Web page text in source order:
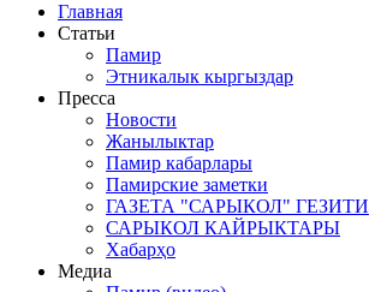
Главная
Статьи
Памир
Этникалык кыргыздар
Пресса
Новости
Жанылыктар
Памир кабарлары
Памирские заметки
ГАЗЕТА "САРЫКОЛ" ГЕЗИТИ
САРЫКОЛ КАЙРЫКТАРЫ
Хабарҳо
Медиа